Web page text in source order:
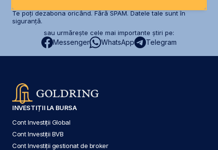
Te poți dezabona oricând. Fără SPAM. Datele tale sunt în
siguranță.
sau urmărește cele mai importante știri pe:
Messenger WhatsApp Telegram
INVESTIȚII LA BURSA
Cont Investiții Global
Cont Investiții BVB
Cont Investiții gestionat de broker